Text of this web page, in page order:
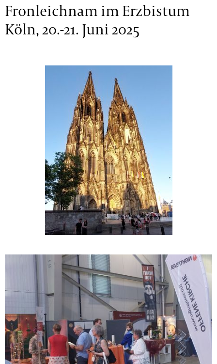
Fronleichnam im Erzbistum
Köln, 20.-21. Juni 2025